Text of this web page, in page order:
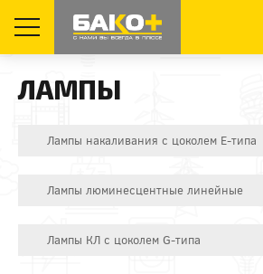
ЛАМПЫ
Лампы накаливания с цоколем E-типа
Лампы люминесцентные линейные
Лампы КЛ с цоколем G-типа